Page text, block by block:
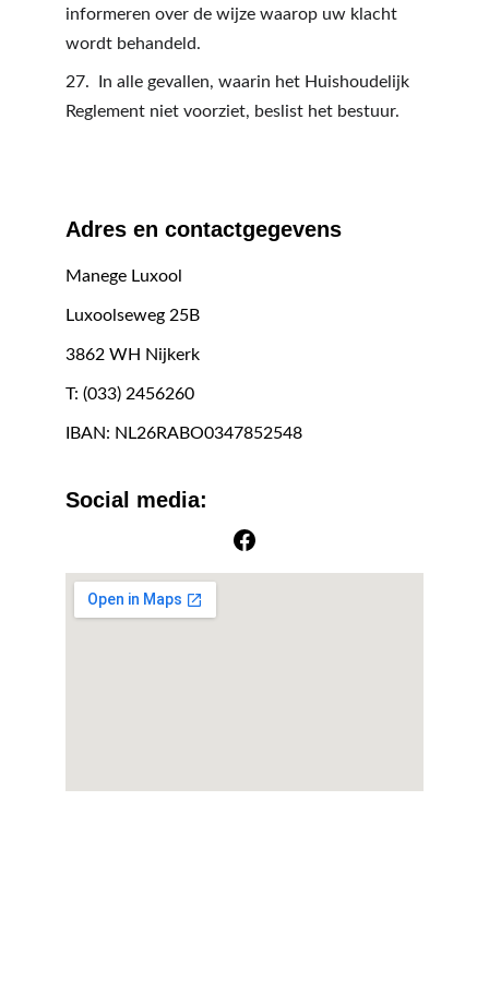
informeren over de wijze waarop uw klacht
wordt behandeld.
27.  In alle gevallen, waarin het Huishoudelijk
Reglement niet voorziet, beslist het bestuur.
Adres en contactgegevens
Manege Luxool
Luxoolseweg 25B
3862 WH Nijkerk
T: (033) 2456260
IBAN: NL26RABO0347852548
Social media: